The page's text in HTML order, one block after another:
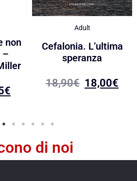
non
–
€
Adult
Cefalonia. L’ultima
speranza
18,90€ 18,00€
di noi